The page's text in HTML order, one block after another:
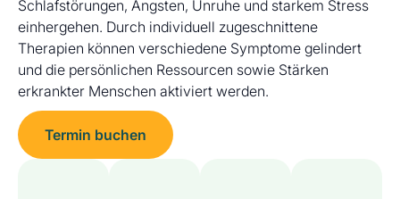
Schlafstörungen, Ängsten, Unruhe und starkem Stress
einhergehen. Durch individuell zugeschnittene
Therapien können verschiedene Symptome gelindert
und die persönlichen Ressourcen sowie Stärken
erkrankter Menschen aktiviert werden.
Termin buchen